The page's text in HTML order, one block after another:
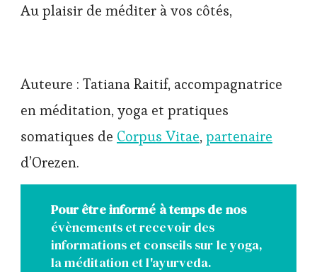
Au plaisir de méditer à vos côtés,
Auteure : Tatiana Raitif, accompagnatrice
en méditation, yoga et pratiques
somatiques de Corpus Vitae,partenaire
d’Orezen.
Pour être informé à temps de nos
évènements et recevoir des
informations et conseils sur le yoga,
la méditation et l'ayurveda.